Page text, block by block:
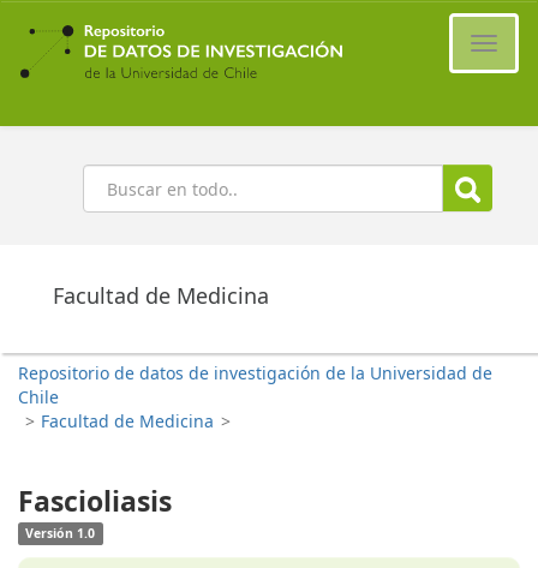
Ir
contenido
principal
Buscar
Facultad de Medicina
Repositorio de datos de investigación de la Universidad de
Chile
> Facultad de Medicina >
Fascioliasis
Versión 1.0